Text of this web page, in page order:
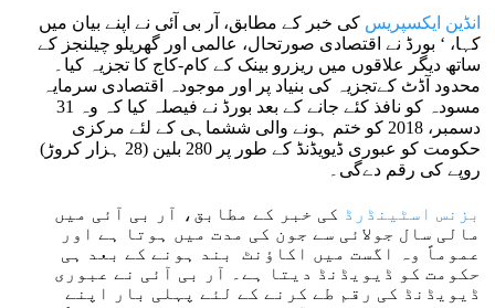
انڈین ایکسپریس کی خبر کے مطابق، آر بی آئی نے اپنے بیان میں
کہا، ‘ بورڈ نے اقتصادی صورتحال، عالمی اور گھریلو چیلنجز کے
ساتھ دیگر علاقوں میں ریزرو بینک کے کام-کاج کا تجزیہ کیا۔
محدود آڈٹ کےتجزیہ کی بنیاد پر اور موجودہ اقتصادی سرمایہ
مسودہ کو نافذ کئے جانے کے بعد بورڈ نے فیصلہ کیا کہ وہ 31
دسمبر، 2018 کو ختم ہونے والی ششماہی کے لئے مرکزی
حکومت کو عبوری ڈیویڈنڈ کے طور پر 280 بلین (28 ہزار کروڑ)
روپے کی رقم دے‌گی۔
بزنس اسٹینڈرڈ کی خبر کے مطابق، آر بی آئی میں
مالی سال جولائی سے جون کی مدت میں ہوتا ہے اور
عموماً وہ اگست میں اکاؤنٹ بند ہونے کے بعد ہی
حکومت کو ڈیویڈنڈ دیتا ہے۔ آر بی آئی نے عبوری
ڈیویڈنڈ کی رقم طے کرنے کے لئے پہلی بار اپنے